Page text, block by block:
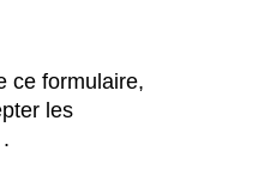
ce formulaire,
les
.